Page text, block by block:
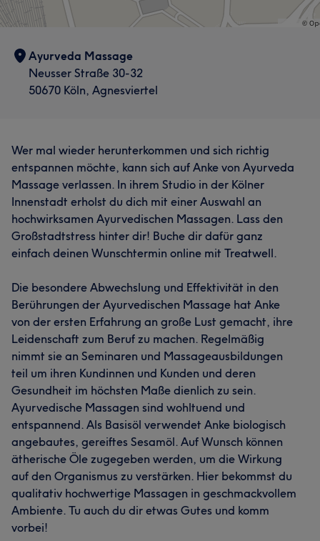
Ayurveda Massage
Neusser Straße 30-32
50670 Köln, Agnesviertel
Wer mal wieder herunterkommen und sich richtig
entspannen möchte, kann sich auf Anke von Ayurveda
Massage verlassen. In ihrem Studio in der Kölner
Innenstadt erholst du dich mit einer Auswahl an
hochwirksamen Ayurvedischen Massagen. Lass den
Großstadtstress hinter dir! Buche dir dafür ganz
einfach deinen Wunschtermin online mit Treatwell.
Die besondere Abwechslung und Effektivität in den
Berührungen der Ayurvedischen Massage hat Anke
von der ersten Erfahrung an große Lust gemacht, ihre
Leidenschaft zum Beruf zu machen. Regelmäßig
nimmt sie an Seminaren und Massageausbildungen
teil um ihren Kundinnen und Kunden und deren
Gesundheit im höchsten Maße dienlich zu sein.
Ayurvedische Massagen sind wohltuend und
entspannend. Als Basisöl verwendet Anke biologisch
angebautes, gereiftes Sesamöl. Auf Wunsch können
ätherische Öle zugegeben werden, um die Wirkung
auf den Organismus zu verstärken. Hier bekommst du
qualitativ hochwertige Massagen in geschmackvollem
Ambiente. Tu auch du dir etwas Gutes und komm
vorbei!